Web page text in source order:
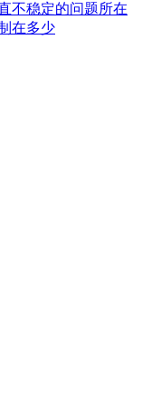
不稳定的问题所在
在多少